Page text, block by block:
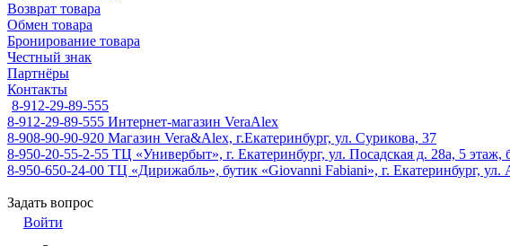
Возврат товара
Обмен товара
Бронирование товара
Честный знак
Партнёры
Контакты
8-912-29-89-555
8-912-29-89-555 Интернет-магазин VeraAlex
8-908-90-90-920 Магазин Vera&Alex, г.Екатеринбург, ул. Сурикова, 37
8-950-20-55-2-55 ТЦ «Универбыт», г. Екатеринбург, ул. Посадская д. 28а, 5 этаж,
8-950-650-24-00 ТЦ «Дирижабль», бутик «Giovanni Fabiani», г. Екатеринбург,
Задать вопрос
Войти